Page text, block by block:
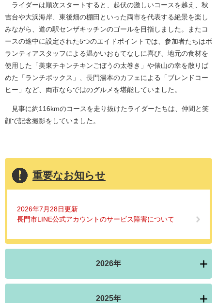
ライダーは順次スタートすると、起伏の激しいコースを越え、秋
吉台や大浜海岸、東後畑の棚田といった両市を代表する絶景を楽し
みながら、道の駅センザキッチンのゴールを目指しました。またコ
ースの途中に設定された5つのエイドポイントでは、参加者たちはボ
ランティアスタッフによる温かいおもてなしに喜び、地元の食材を
使用した「美東チキンチキンごぼうの太巻き」や俵山の幸を散りば
めた「ランチボックス」、長門湯本のカフェによる「ブレンドコー
ヒー」など、両市ならではのグルメを堪能していました。
見事に約116kmのコースを走り抜けたライダーたちは、仲間と笑
顔で記念撮影をしていました。
重要なお知らせ
2026年7月28日更新
長門市LINE公式アカウントのサービス障害について
2026年
2025年